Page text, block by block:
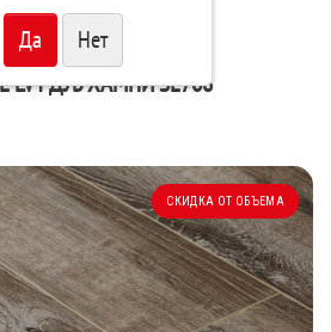
LVT ДУБ ХАМПИ SE708
СКИДКА ОТ ОБЪЕМА